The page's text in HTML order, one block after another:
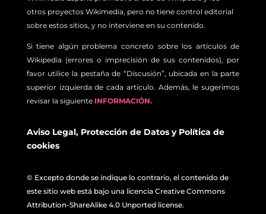
otros proyectos Wikimedia, pero no tiene control editorial
sobre estos sitios, y no interviene en su contenido.
Si tiene algún problema concreto sobre los artículos de
Wikipedia (errores o imprecisión de sus contenidos), por
favor utilice la pestaña de “Discusión”, ubicada en la parte
superior izquierda de cada artículo. Además, le sugerimos
revisar la siguiente INFORMACIÓN.
Aviso Legal, Protección de Datosy Política de
cookies
© Excepto donde se indique lo contrario, el contenido de
este sitio web está bajo una licencia Creative Commons
Attribution-ShareAlike 4.0 Unported license.